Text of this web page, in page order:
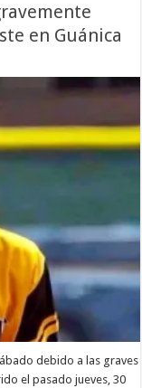
en Guánica
debido a las graves
el pasado jueves, 30